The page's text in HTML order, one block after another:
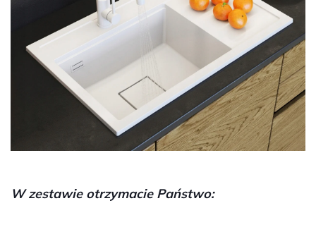
W zestawie otrzymacie Państwo: